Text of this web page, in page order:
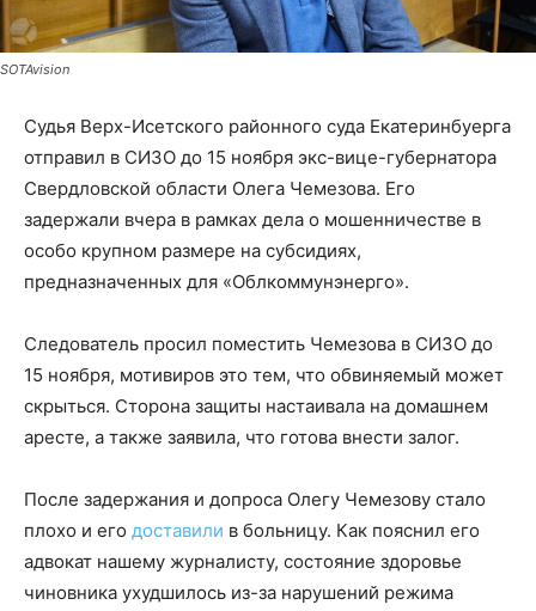
SOTAvision
Судья Верх-Исетского районного суда Екатеринбуерга
отправил в СИЗО до 15 ноября экс-вице-губернатора
Свердловской области Олега Чемезова. Его
задержали вчера в рамках дела о мошенничестве в
особо крупном размере на субсидиях,
предназначенных для «Облкоммунэнерго».
Следователь просил поместить Чемезова в СИЗО до
15 ноября, мотивиров это тем, что обвиняемый может
скрыться. Сторона защиты настаивала на домашнем
аресте, а также заявила, что готова внести залог.
После задержания и допроса Олегу Чемезову стало
плохо и его доставили в больницу. Как пояснил его
адвокат нашему журналисту, состояние здоровье
чиновника ухудшилось из-за нарушений режима